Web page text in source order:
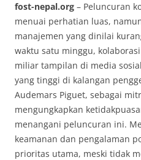
fost-nepal.org – Peluncuran
menuai perhatian luas,
manajemen yang dinilai
waktu satu minggu,
miliar tampilan di media
yang tinggi di kalangan
Audemars Piguet, sebagai
mengungkapkan
menangani peluncuran ini.
keamanan dan pengalaman
prioritas utama, meski tidak